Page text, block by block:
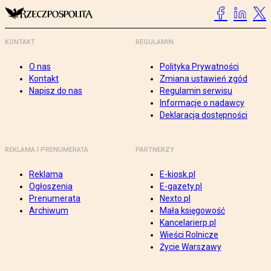
KONTAKT
O nas
Kontakt
Napisz do nas
REGULAMIN
Polityka Prywatności
Zmiana ustawień zgód
Regulamin serwisu
Informacje o nadawcy
Deklaracja dostępności
REKLAMA I PRENUMERATA
Reklama
Ogłoszenia
Prenumerata
Archiwum
PARTNERZY
E-kiosk.pl
E-gazety.pl
Nexto.pl
Mała księgowość
Kancelarierp.pl
Wieści Rolnicze
Życie Warszawy